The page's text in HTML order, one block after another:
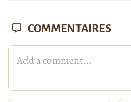
COMMENTAIRES